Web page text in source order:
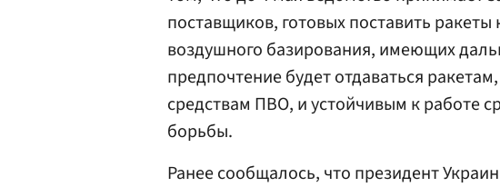
поставщиков, готовых поставить
воздушного базирования, имеющих
предпочтение будет отдаваться
средствам ПВО, и устойчивым к работе
борьбы.
Ранее сообщалось, что президент